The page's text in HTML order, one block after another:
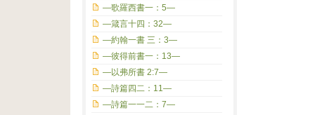
—歌羅西書一：5—
—箴言十四：32—
—約翰一書 三：3—
—彼得前書一：13—
—以弗所書 2:7—
—詩篇四二：11—
—詩篇一一二：7—